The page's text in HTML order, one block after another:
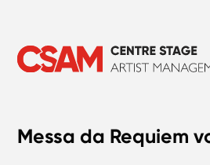
Messa da Requiem